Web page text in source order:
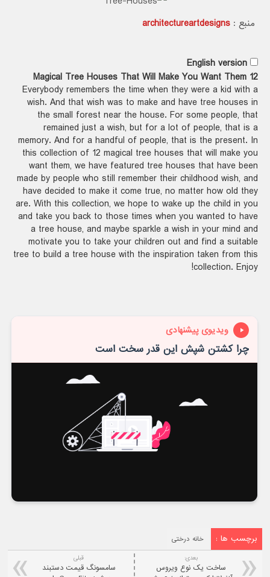
منبع :architectureartdesigns
English version
12 Magical Tree Houses That Will Make You Want Them
Everybody remembers the time when they were a kid with a
wish. And that wish was to make and have tree houses in
the small forest near the house. For some people, that
remained just a wish, but for a lot of people, that is a
memory. And for a handful of people, that is the present. In
this collection of 12 magical tree houses that will make you
want them, we have featured tree houses that have been
made by people who still remember their childhood wish, and
have decided to make it come true, no matter how old they
are. With this collection, we hope to wake up the child in you
and take you back to those times when you wanted to have
a tree house, and maybe sparkle a wish in your mind and
motivate you to take your children out and find a suitable
tree to build a tree house with the inspiration taken from this
collection. Enjoy!
ویدیوی پیشنهادی
چرا کشتن شپش این قدر سخت است
برچسب ها : خانه درختی
قبلی
سامسونگ قيمت دستبند
بعدی:
ساخت يک نوع ويروس